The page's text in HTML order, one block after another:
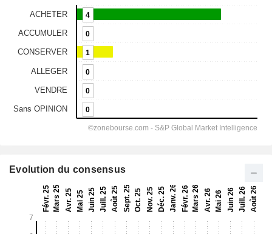
Evolution du consensus